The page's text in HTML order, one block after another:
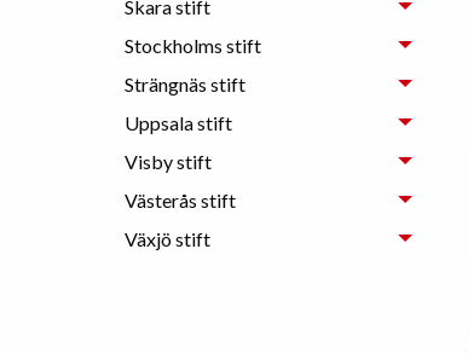
Skara stift
Stockholms stift
Strängnäs stift
Uppsala stift
Visby stift
Västerås stift
Växjö stift